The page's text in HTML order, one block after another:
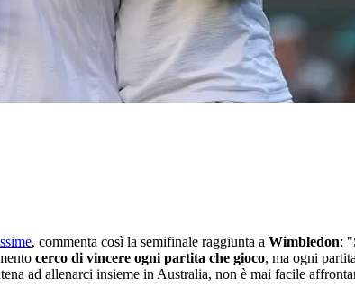
, commenta così la semifinale raggiunta a Wimbledon:
cerco di vincere ogni partita che gioco, ma ogni
ad allenarci insieme in Australia, non è mai facile